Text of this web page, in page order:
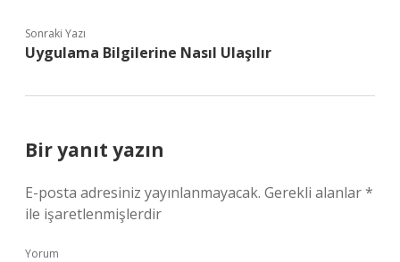
Sonraki Yazı
Uygulama Bilgilerine Nasıl Ulaşılır
Bir yanıt yazın
E-posta adresiniz yayınlanmayacak. Gerekli alanlar*
ile işaretlenmişlerdir
Yorum